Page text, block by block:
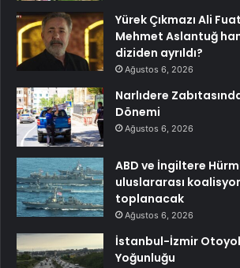
Yürek Çıkmazı Ali
Mehmet Aslantuğ
diziden ayrıldı?
Ağustos 6, 2026
Narlıdere
Dönemi
Ağustos 6, 2026
ABD ve İngiltere
uluslararası
toplanacak
Ağustos 6, 2026
İstanbul-İzmir
Yoğunluğu